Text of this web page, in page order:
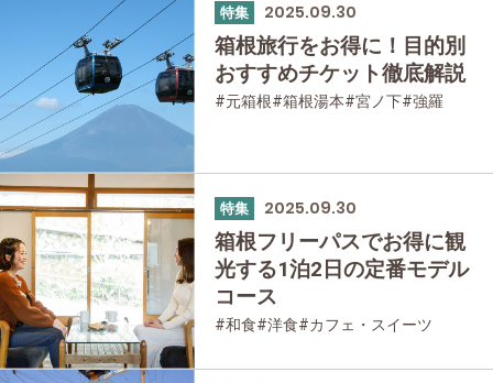
特集 2025.09.30
箱根旅行をお得に！目的別
おすすめチケット徹底解説
#元箱根#箱根湯本#宮ノ下#強羅
特集 2025.09.30
箱根フリーパスでお得に観
光する1泊2日の定番モデル
コース
#和食#洋食#カフェ・スイーツ
#モデルコース#箱根湯本#宮ノ下